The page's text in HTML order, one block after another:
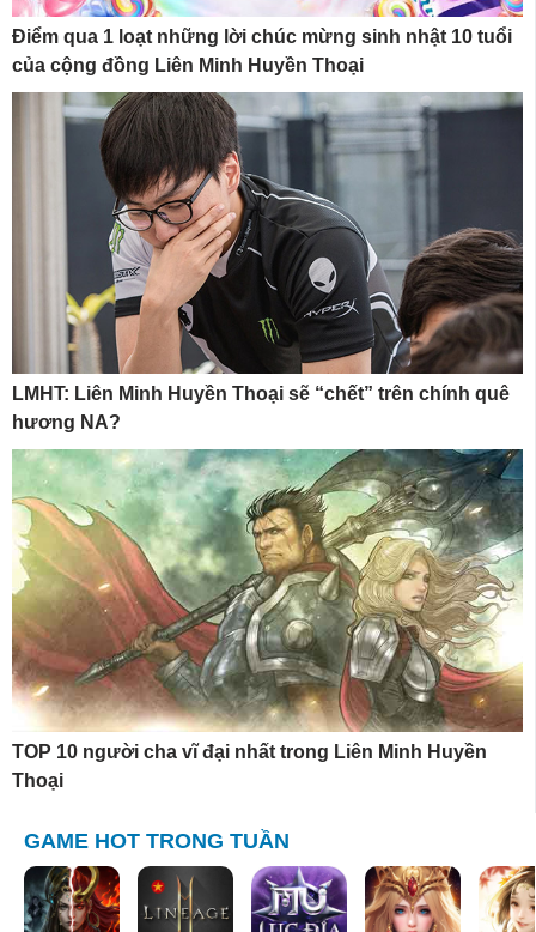
Điểm qua 1 loạt những lời chúc mừng sinh nhật 10 tuổi
của cộng đồng Liên Minh Huyền Thoại
LMHT: Liên Minh Huyền Thoại sẽ “chết” trên chính quê
hương NA?
TOP 10 người cha vĩ đại nhất trong Liên Minh Huyền
Thoại
GAME HOT TRONG TUẦN